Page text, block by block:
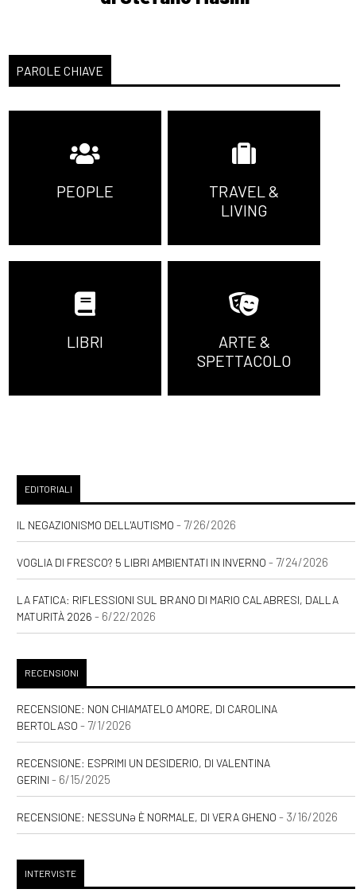
PAROLE CHIAVE
PEOPLE
TRAVEL &
LIVING
LIBRI
ARTE &
SPETTACOLO
EDITORIALI
IL NEGAZIONISMO DELL'AUTISMO - 7/26/2026
VOGLIA DI FRESCO? 5 LIBRI AMBIENTATI IN INVERNO - 7/24/2026
LA FATICA: RIFLESSIONI SUL BRANO DI MARIO CALABRESI, DALLA
MATURITÀ 2026 - 6/22/2026
RECENSIONI
RECENSIONE: NON CHIAMATELO AMORE, DI CAROLINA
BERTOLASO - 7/1/2026
RECENSIONE: ESPRIMI UN DESIDERIO, DI VALENTINA
GERINI - 6/15/2025
RECENSIONE: NESSUNƏ È NORMALE, DI VERA GHENO - 3/16/2026
INTERVISTE